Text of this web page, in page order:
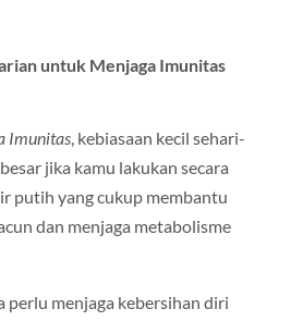
untuk Menjaga Imunitas
Imunitas, kebiasaan kecil sehari-
jika kamu lakukan secara
putih yang cukup membantu
dan menjaga metabolisme
perlu menjaga kebersihan diri